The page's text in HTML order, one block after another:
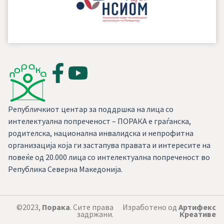
Републичкиот центар за поддршка на лица со
интелектуална попреченост – ПОРАКА е граѓанска,
родителска, национална инвалидска и непрофитна
организација која ги застапува правата и интересите на
повеќе од 20.000 лица со интелектуална попреченост во
Република Северна Македонија.
©2023, Порака. Сите права
задржани.
Изработено од Артифекс
Креативе